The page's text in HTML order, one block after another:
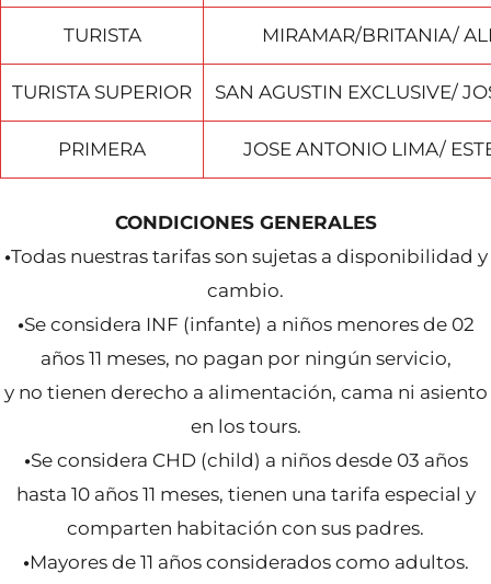
TURISTA MIRAMAR/BRITANIA/
TURISTA SUPERIOR SAN AGUSTIN EXCLUSIVE/
PRIMERA JOSE ANTONIO LIMA/
CONDICIONES GENERALES
•Todas nuestras tarifas son sujetas a disponibilidad y
cambio.
•Se considera INF (infante) a niños menores de 02
años 11 meses, no pagan por ningún servicio,
y no tienen derecho a alimentación, cama ni asiento
en los tours.
•Se considera CHD (child) a niños desde 03 años
hasta 10 años 11 meses, tienen una tarifa especial y
comparten habitación con sus padres.
•Mayores de 11 años considerados como adultos.